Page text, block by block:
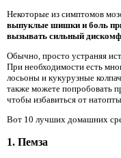
Некоторые из симптомов
выпуклые шишки и боль
вызывать сильный
Обычно, просто устраняя
При необходимости есть
лосьоны и кукурузные
также можете попробовать
чтобы избавиться от
Вот 10 лучших домашних
1. Пемза